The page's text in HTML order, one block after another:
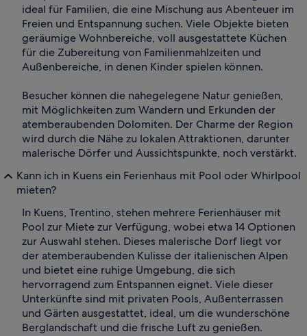
ideal für Familien, die eine Mischung aus Abenteuer im
Freien und Entspannung suchen. Viele Objekte bieten
geräumige Wohnbereiche, voll ausgestattete Küchen
für die Zubereitung von Familienmahlzeiten und
Außenbereiche, in denen Kinder spielen können.
Besucher können die nahegelegene Natur genießen,
mit Möglichkeiten zum Wandern und Erkunden der
atemberaubenden Dolomiten. Der Charme der Region
wird durch die Nähe zu lokalen Attraktionen, darunter
malerische Dörfer und Aussichtspunkte, noch verstärkt.
Kann ich in Kuens ein Ferienhaus mit Pool oder Whirlpool
mieten?
In Kuens, Trentino, stehen mehrere Ferienhäuser mit
Pool zur Miete zur Verfügung, wobei etwa 14 Optionen
zur Auswahl stehen. Dieses malerische Dorf liegt vor
der atemberaubenden Kulisse der italienischen Alpen
und bietet eine ruhige Umgebung, die sich
hervorragend zum Entspannen eignet. Viele dieser
Unterkünfte sind mit privaten Pools, Außenterrassen
und Gärten ausgestattet, ideal, um die wunderschöne
Berglandschaft und die frische Luft zu genießen.